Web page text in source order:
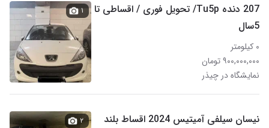
207 دنده Tu5p/ تحویل فوری / اقساطی تا
5سال
۰ کیلومتر
۹۰۰,۰۰۰,۰۰۰ تومان
نمایشگاه در چیذر
۱
نیسان سیلفی آمیتیس 2024 اقساط بلند
۲